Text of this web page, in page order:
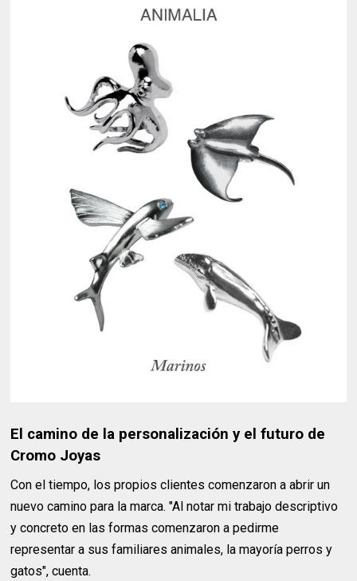
El camino de la personalización y el futuro de
Cromo Joyas
Con el tiempo, los propios clientes comenzaron a abrir un
nuevo camino para la marca. "Al notar mi trabajo descriptivo
y concreto en las formas comenzaron a pedirme
representar a sus familiares animales, la mayoría perros y
gatos", cuenta.